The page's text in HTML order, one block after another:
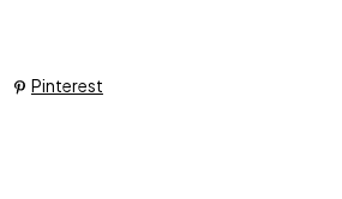
Pinterest